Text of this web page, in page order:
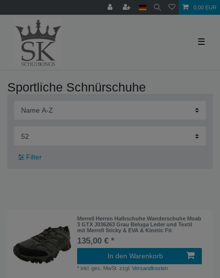
0,00 EUR
☰
Sportliche Schnürschuhe
Filter
Merrell Herren Halbschuhe Wanderschuhe Moab
3 GTX J036263 Grau Beluga Leder und Textil
mit Merrell Sticky & EVA & Kinetic Fit
135,00 € *
In den Warenkorb
* inkl. ges. MwSt. zzgl.Versandkosten